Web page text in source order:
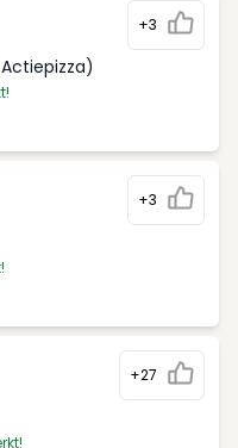
+3
+3
+27